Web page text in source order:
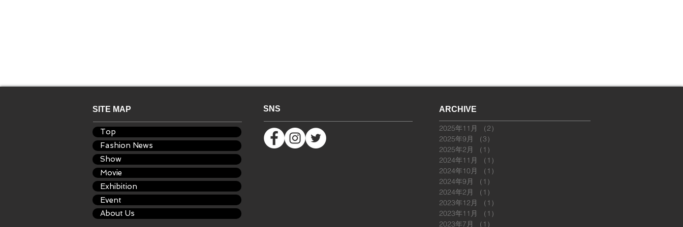
SITE MAP ARCHIVE
2025年11月 （2）
2025年9月
（3）
2025年2月
（1）
2024年11月
（1）
2024年10月
（1）
2024年9月
（1）
2024年2月
（1）
2023年12月
（1）
2023年11月
（1）
2023年7月
（1）
SNS
Top
Fashion News
Show
Movie
Exhibition
Event
About Us